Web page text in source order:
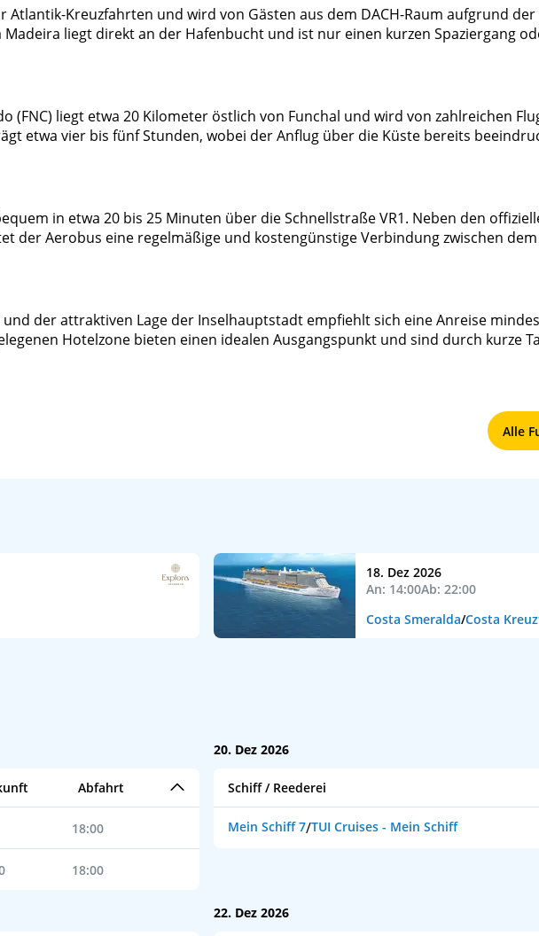
Kreuzfahrten und wird von Gästen aus dem DACH-Raum aufgrund
liegt direkt an der Hafenbucht und ist nur einen kurzen Spaziergang
(FNC) liegt etwa 20 Kilometer östlich von Funchal und wird von zahlreichen
etwa vier bis fünf Stunden, wobei der Anflug über die Küste bereits
in etwa 20 bis 25 Minuten über die Schnellstraße VR1. Neben den
der Aerobus eine regelmäßige und kostengünstige Verbindung zwischen
der attraktiven Lage der Inselhauptstadt empfiehlt sich eine Anreise
Hotelzone bieten einen idealen Ausgangspunkt und sind durch kurze
Alle
18. Dez 2026
An: 14:00Ab: 22:00
Costa Smeralda/Costa
Abfahrt
18:00
18:00
20. Dez 2026
Schiff / Reederei
Mein Schiff 7/TUI Cruises - Mein Schiff
22. Dez 2026